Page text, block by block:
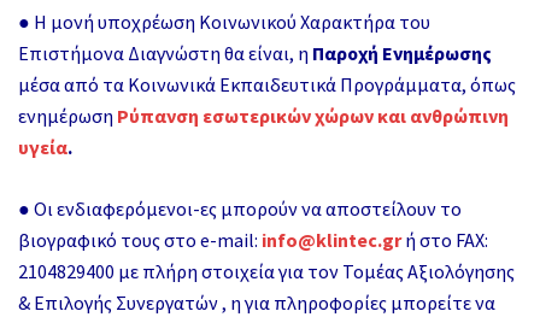
● Η μονή υποχρέωση Κοινωνικού Χαρακτήρα του
Επιστήμονα Διαγνώστη θα είναι, η Παροχή Ενημέρωσης
μέσα από τα Κοινωνικά Εκπαιδευτικά Προγράμματα, όπως
ενημέρωση Ρύπανση εσωτερικών χώρων και ανθρώπινη
υγεία.
● Οι ενδιαφερόμενοι-ες μπορούν να αποστείλουν το
βιογραφικό τους στο e-mail: info@klintec.grή στο FAX:
2104829400 με πλήρη στοιχεία για τον Τομέας Αξιολόγησης
& Επιλογής Συνεργατών , η για πληροφορίες μπορείτε να